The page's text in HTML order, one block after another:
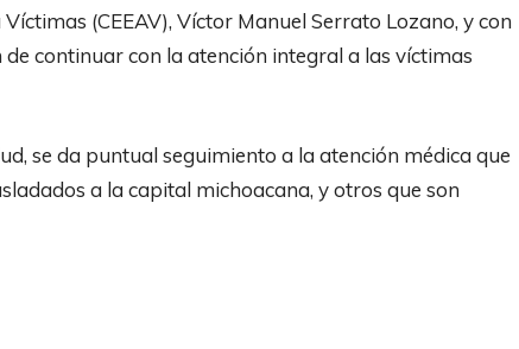
(CEEAV), Víctor Manuel Serrato Lozano, y con
continuar con la atención integral a las víctimas
se da puntual seguimiento a la atención médica que
a la capital michoacana, y otros que son